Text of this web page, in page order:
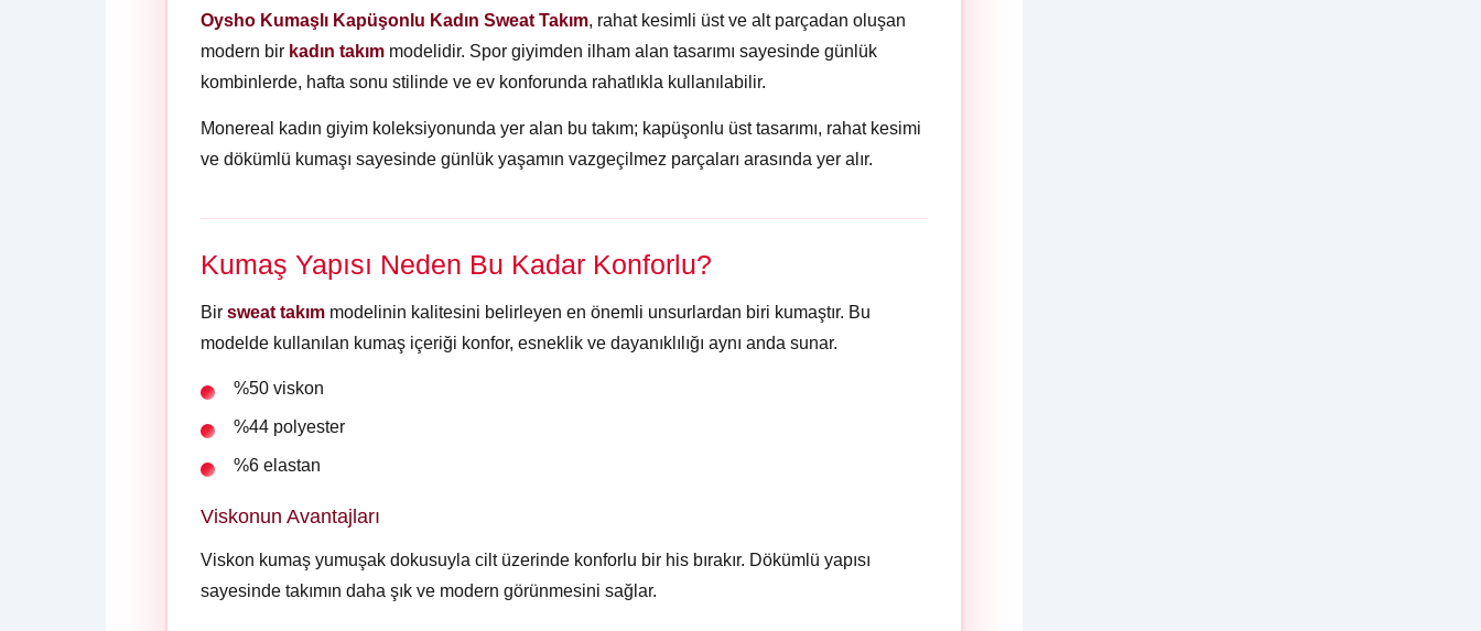
Oysho Kumaşlı Kapüşonlu Kadın Sweat Takım, rahat kesimli üst ve alt parçadan oluşan
modern bir kadın takım modelidir. Spor giyimden ilham alan tasarımı sayesinde günlük
kombinlerde, hafta sonu stilinde ve ev konforunda rahatlıkla kullanılabilir.
Monereal kadın giyim koleksiyonunda yer alan bu takım; kapüşonlu üst tasarımı, rahat kesimi
ve dökümlü kumaşı sayesinde günlük yaşamın vazgeçilmez parçaları arasında yer alır.
Kumaş Yapısı Neden Bu Kadar Konforlu?
Bir sweat takım modelinin kalitesini belirleyen en önemli unsurlardan biri kumaştır. Bu
modelde kullanılan kumaş içeriği konfor, esneklik ve dayanıklılığı aynı anda sunar.
%50 viskon
%44 polyester
%6 elastan
Viskonun Avantajları
Viskon kumaş yumuşak dokusuyla cilt üzerinde konforlu bir his bırakır. Dökümlü yapısı
sayesinde takımın daha şık ve modern görünmesini sağlar.